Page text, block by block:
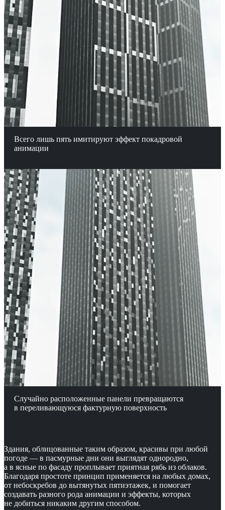
Всего лишь пять имитируют эффект покадровой
анимации
Случайно расположенные панели превращаются
в переливающуюся фактурную поверхность
Здания, облицованные таким образом, красивы при любой
погоде — в пасмурные дни они выглядят однородно,
а в ясные по фасаду проплывает приятная рябь из облаков.
Благодаря простоте принцип применяется на любых домах,
от небоскребов до вытянутых пятиэтажек, и помогает
создавать разного рода анимации и эффекты, которых
не добиться никаким другим способом.